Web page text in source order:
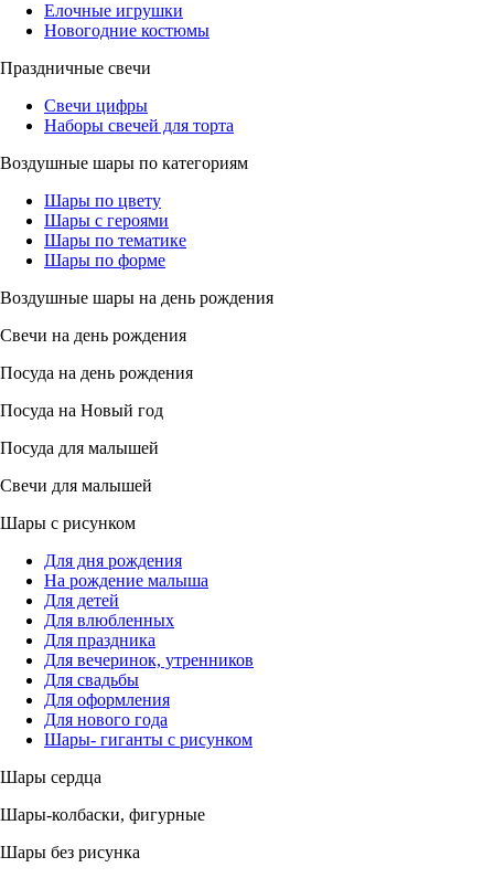
Елочные игрушки
Новогодние костюмы
Праздничные свечи
Свечи цифры
Наборы свечей для торта
Воздушные шары по категориям
Шары по цвету
Шары с героями
Шары по тематике
Шары по форме
Воздушные шары на день рождения
Свечи на день рождения
Посуда на день рождения
Посуда на Новый год
Посуда для малышей
Свечи для малышей
Шары с рисунком
Для дня рождения
На рождение малыша
Для детей
Для влюбленных
Для праздника
Для вечеринок, утренников
Для свадьбы
Для оформления
Для нового года
Шары- гиганты с рисунком
Шары сердца
Шары-колбаски, фигурные
Шары без рисунка